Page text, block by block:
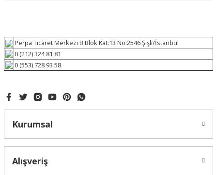
Perpa Ticaret Merkezi B Blok Kat:13 No:2546 Şişli/İstanbul
0 (212) 324 81 81
0 (553) 728 93 58
Kurumsal
Alışveriş